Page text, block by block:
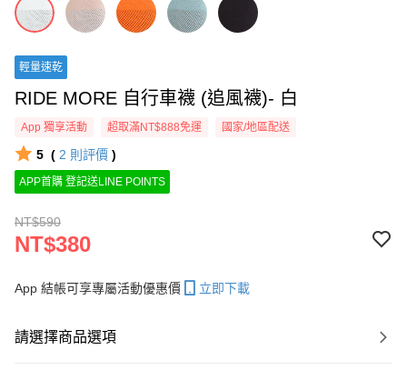
輕量速乾
RIDE MORE 自行車襪 (追風襪)- 白
App 獨享活動 超取滿NT$888免運 國家/地區配送
5 ( 2 則評價 )
APP首購 登記送LINE POINTS
NT$590
NT$380
App 結帳可享專屬活動優惠價 立即下載
請選擇商品選項